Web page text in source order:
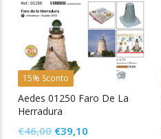
15% Sconto
Aedes 01250 Faro De La
Herradura
€46,00 Il
€39,10